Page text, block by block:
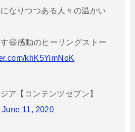
なりつつある人々の温かい
😃感動のヒーリングストー
khK5YimNoK
ア【コンテンツセブン】
June 11, 2020